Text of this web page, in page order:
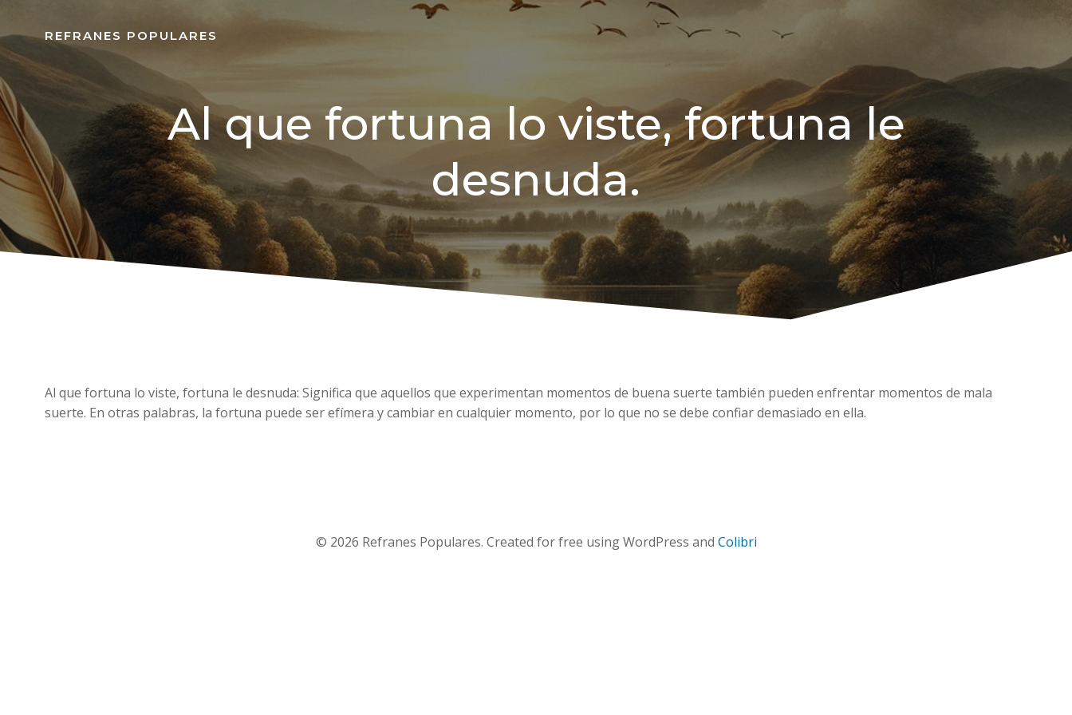
REFRANES POPULARES
Al que fortuna lo viste, fortuna le
desnuda.
Al que fortuna lo viste, fortuna le desnuda: Significa que aquellos que experimentan momentos de buena suerte también pueden enfrentar momentos de mala
suerte. En otras palabras, la fortuna puede ser efímera y cambiar en cualquier momento, por lo que no se debe confiar demasiado en ella.
© 2026 Refranes Populares. Created for free using WordPress and Colibri